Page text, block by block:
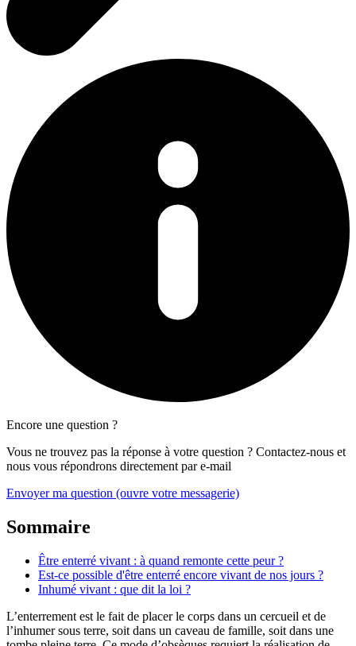
Encore une question ?
Vous ne trouvez pas la réponse à votre question ? Contactez-nous et
nous vous répondrons directement par e-mail
Envoyer ma question (ouvre votre messagerie)
Sommaire
Être enterré vivant : à quand remonte cette peur ?
Est-ce possible d'être enterré encore vivant de nos jours ?
Inhumé vivant : que dit la loi ?
L’enterrement est le fait de placer le corps dans un cercueil et de
l’inhumer sous terre, soit dans un caveau de famille, soit dans une